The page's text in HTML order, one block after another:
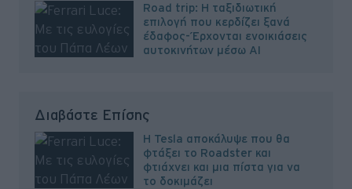
Road trip: Η ταξιδιωτική
επιλογή που κερδίζει ξανά
έδαφος-Έρχονται ενοικιάσεις
αυτοκινήτων μέσω AI
Διαβάστε Επίσης
Η Tesla αποκάλυψε που θα
φτάξει το Roadster και
φτιάχνει και μια πίστα για να
το δοκιμάζει